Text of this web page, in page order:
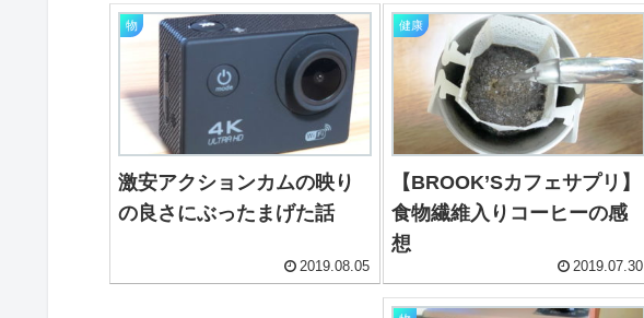
物
激安アクションカムの映り
の良さにぶったまげた話
2019.08.05
健康
【BROOK’Sカフェサプリ】
食物繊維入りコーヒーの感
想
2019.07.30